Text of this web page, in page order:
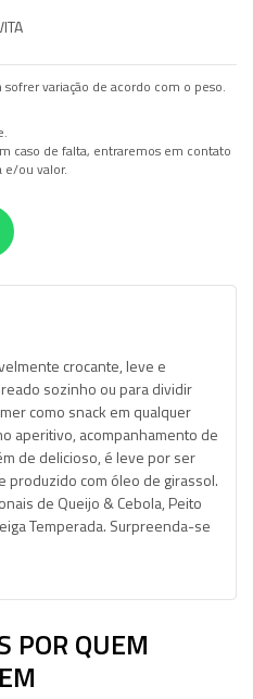
variação de acordo com o peso.
caso de falta, entraremos em contato
ou valor.
crocante, leve e
sozinho ou para dividir
como snack em qualquer
aperitivo, acompanhamento de
de delicioso, é leve por ser
produzido com óleo de girassol.
de Queijo & Cebola, Peito
Temperada. Surpreenda-se
POR QUEM